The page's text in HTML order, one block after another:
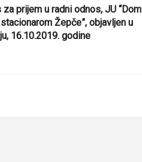
prijem u radni odnos, JU “Dom
Žepče”, objavljen u
16.10.2019. godine